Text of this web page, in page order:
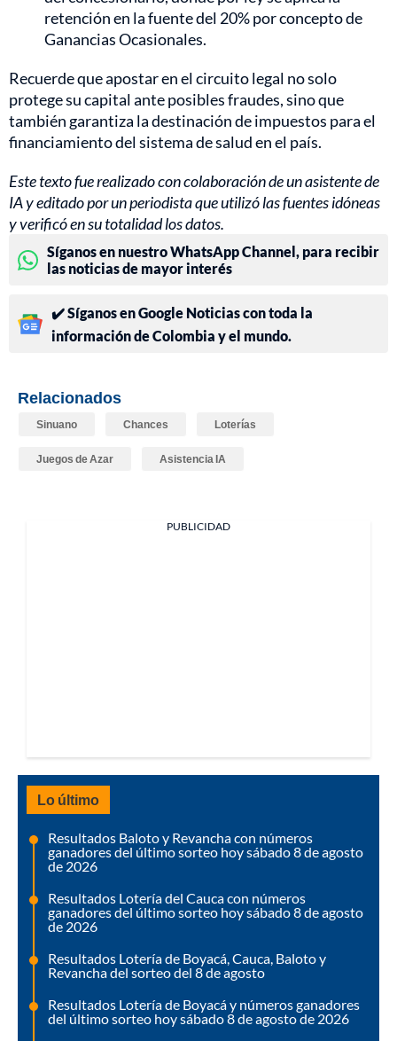
retención en la fuente del 20% por concepto de
Ganancias Ocasionales.
Recuerde que apostar en el circuito legal no solo
protege su capital ante posibles fraudes, sino que
también garantiza la destinación de impuestos para el
financiamiento del sistema de salud en el país.
Este texto fue realizado con colaboración de un asistente de
IA y editado por un periodista que utilizó las fuentes idóneas
y verificó en su totalidad los datos.
Síganos en nuestro WhatsApp Channel, para recibir
las noticias de mayor interés
✔️ Síganos en Google Noticias con toda la
información de Colombia y el mundo.
Relacionados
Sinuano Chances Loterías
Juegos de Azar Asistencia IA
PUBLICIDAD
Lo último
Resultados Baloto y Revancha con números
ganadores del último sorteo hoy sábado 8 de agosto
de 2026
Resultados Lotería del Cauca con números
ganadores del último sorteo hoy sábado 8 de agosto
de 2026
Resultados Lotería de Boyacá, Cauca, Baloto y
Revancha del sorteo del 8 de agosto
Resultados Lotería de Boyacá y números ganadores
del último sorteo hoy sábado 8 de agosto de 2026